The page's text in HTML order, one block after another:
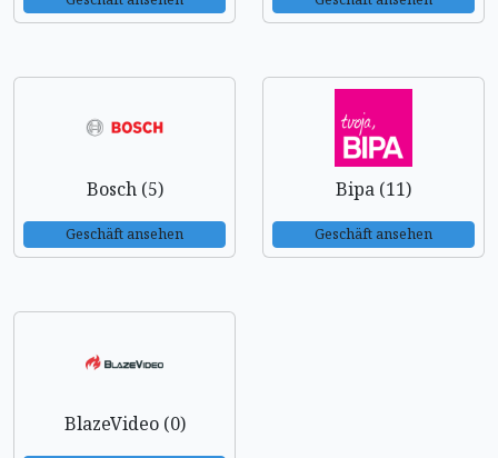
Bosch (5)
Geschäft ansehen
Bipa (11)
Geschäft ansehen
BlazeVideo (0)